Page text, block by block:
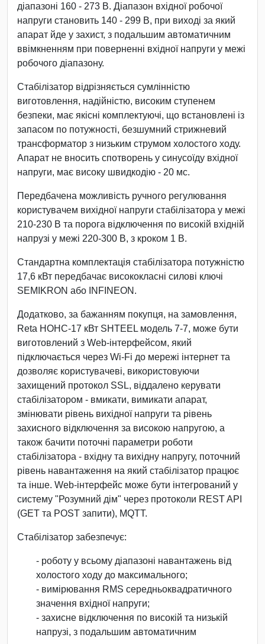
діапазоні 160 - 273 В. Діапазон вхідної робочої
напруги становить 140 - 299 В, при виході за який
апарат йде у захист, з подальшим автоматичним
ввімкненням при поверненні вхідної напруги у межі
робочого діапазону.
Стабілізатор відрізняється сумлінністю
виготовлення, надійністю, високим ступенем
безпеки, має якісні комплектуючі, що встановлені із
запасом по потужності, безшумний стрижневий
трансформатор з низьким струмом холостого ходу.
Апарат не вносить спотворень у синусоїду вхідної
напруги, має високу швидкодію - 20 мс.
Передбачена можливість ручного регулювання
користувачем вихідної напруги стабілізатора у межі
210-230 В та порога відключення по високій вхідній
напрузі у межі 220-300 В, з кроком 1 В.
Стандартна комплектація стабілізатора потужністю
17,6 кВт передбачає висококласні силові ключі
SEMIKRON або INFINEON.
Додатково, за бажанням покупця, на замовлення,
Reta НОНС-17 кВт SHTEEL модель 7-7, може бути
виготовлений з Web-інтерфейсом, який
підключається через Wi-Fi до мережі інтернет та
дозволяє користувачеві, використовуючи
захищений протокол SSL, віддалено керувати
стабілізатором - вмикати, вимикати апарат,
змінювати рівень вихідної напруги та рівень
захисного відключення за високою напругою, а
також бачити поточні параметри роботи
стабілізатора - вхідну та вихідну напругу, поточний
рівень навантаження на який стабілізатор працює
та інше. Web-інтерфейс може бути інтегрований у
систему "Розумний дім" через протоколи REST API
(GET та POST запити), MQTT.
Стабілізатор забезпечує:
- роботу у всьому діапазоні навантажень від
холостого ходу до максимального;
- вимірювання RMS середньоквадратичного
значення вхідної напруги;
- захисне відключення по високій та низькій
напрузі, з подальшим автоматичним